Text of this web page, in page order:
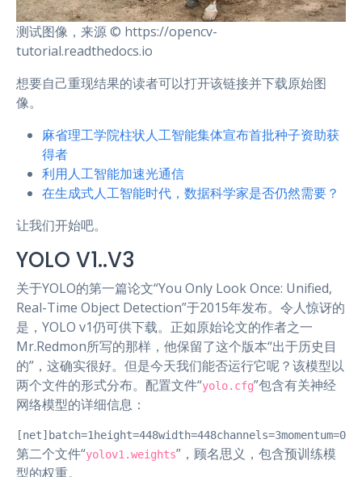
测试图像，来源 © https://opencv-
tutorial.readthedocs.io
想要自己重现结果的读者可以打开该链接并下载原始图
像。
麻省理工学院柱状人工智能集体宣布首批种子资助获
得者
利用人工智能加速光通信
在生成式人工智能时代，数据科学家是否仍然需要？
让我们开始吧。
YOLO V1..V3
关于YOLO的第一篇论文“You Only Look Once: Unified,
Real-Time Object Detection”于2015年发布。令人惊讶的
是，YOLO v1仍可供下载。正如原始论文的作者之一
Mr.Redmon所写的那样，他保留了这个版本“出于历史目
的”，这确实很好。但是今天我们能否运行它呢？该模型以
两个文件的形式分布。配置文件“yolo.cfg”包含有关神经
网络模型的详细信息：
第二个文件“yolov1.weights”，顾名思义，包含预训练模
型的权重。